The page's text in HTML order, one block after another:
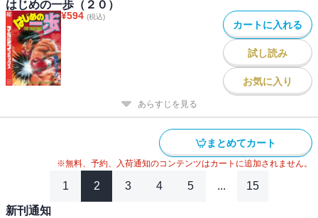
はじめの一歩（２０）
¥594 (税込)
カートに入れる
試し読み
お気に入り
あらすじを見る
まとめてカート
※無料、予約、入荷通知のコンテンツはカートに追加されません。
1 2 3 4 5 ... 15
新刊通知